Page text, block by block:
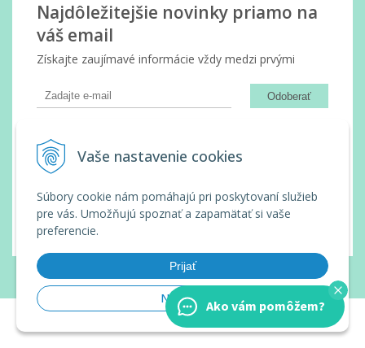
Vaše nastavenie cookies
Súbory cookie nám pomáhajú pri poskytovaní služieb
pre vás. Umožňujú spoznať a zapamätať si vaše
preferencie.
Prijať
Nastaviť
Najdôležitejšie novinky priamo na
váš email
Získajte zaujímavé informácie vždy medzi prvými
Odoberať
Vaše osobné údaje (email) budeme spracovávať len za týmto
účelom v súlade s platnou legislatívou a zásadami ochrany
osobných údajov. Súhlas potvrdíte kliknutím na odkaz, ktorý
písomne, emailom alebo kliknutím na odkaz z ktoréhokoľvek
informačného emailu.
© 2026 Wanda Slovakia • tvorba eshopu cez UNIobchod
webhosting
spoločnostiWEBYGROUP
Ako vám pomôžem?